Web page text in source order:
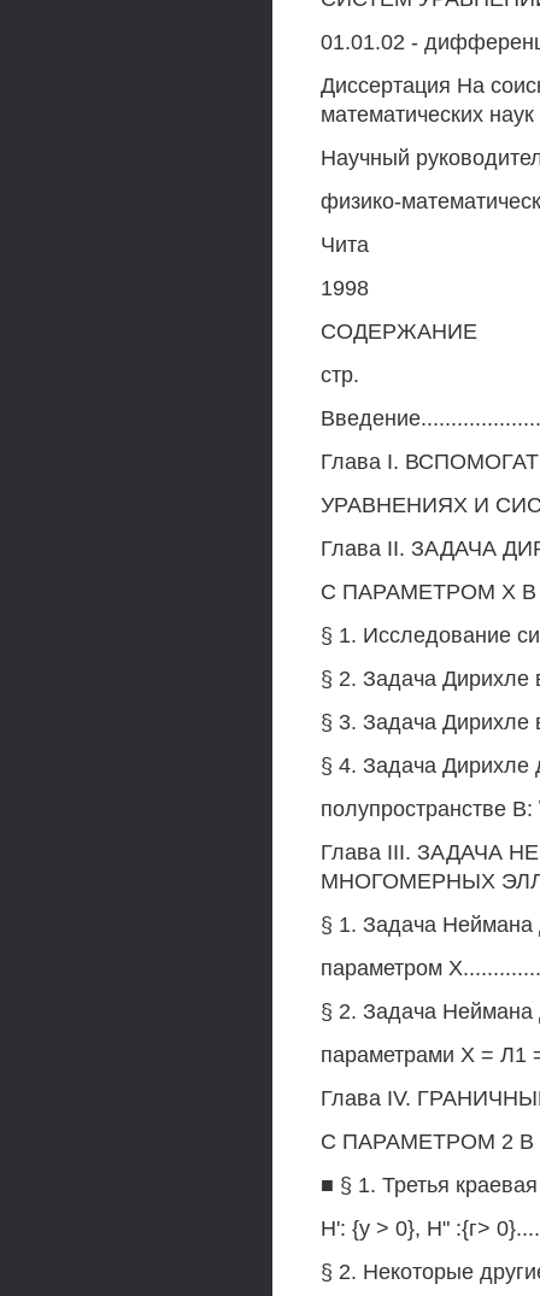
01.01.02 -
Диссертация На
математических наук
Научный
физико-
Чита
1998
СОДЕРЖАНИЕ
стр.
Глава I.
УРАВНЕНИЯХ И
Глава II. ЗАДАЧА
С ПАРАМЕТРОМ X В
§ 1. Исследование
§ 2. Задача Дирихле
§ 3. Задача Дирихле
§ 4. Задача Дирихле
полупространстве
Глава III. ЗАДАЧА
МНОГОМЕРНЫХ
§ 1. Задача Неймана
параметром
§ 2. Задача Неймана
параметрами X = Л1
Глава IV.
С ПАРАМЕТРОМ 2 В
■ § 1. Третья
Н': {у > 0}, Н" :{г>
§ 2. Некоторые